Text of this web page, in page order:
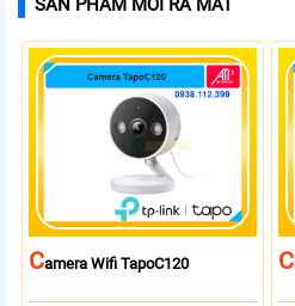
CAmera Wifi TapoC120 C